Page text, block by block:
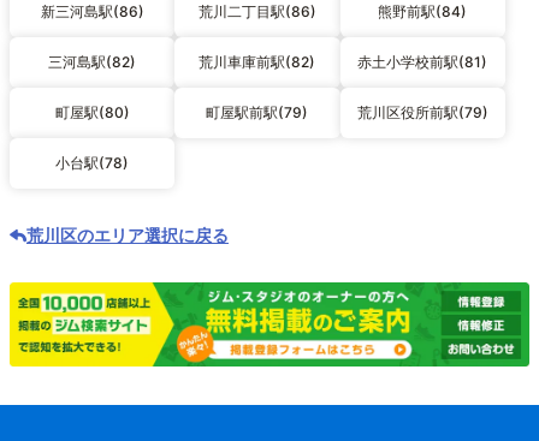
新三河島駅(86) 荒川二丁目駅(86) 熊野前駅(84)
三河島駅(82) 荒川車庫前駅(82) 赤土小学校前駅(81)
町屋駅(80) 町屋駅前駅(79) 荒川区役所前駅(79)
小台駅(78)
荒川区のエリア選択に戻る